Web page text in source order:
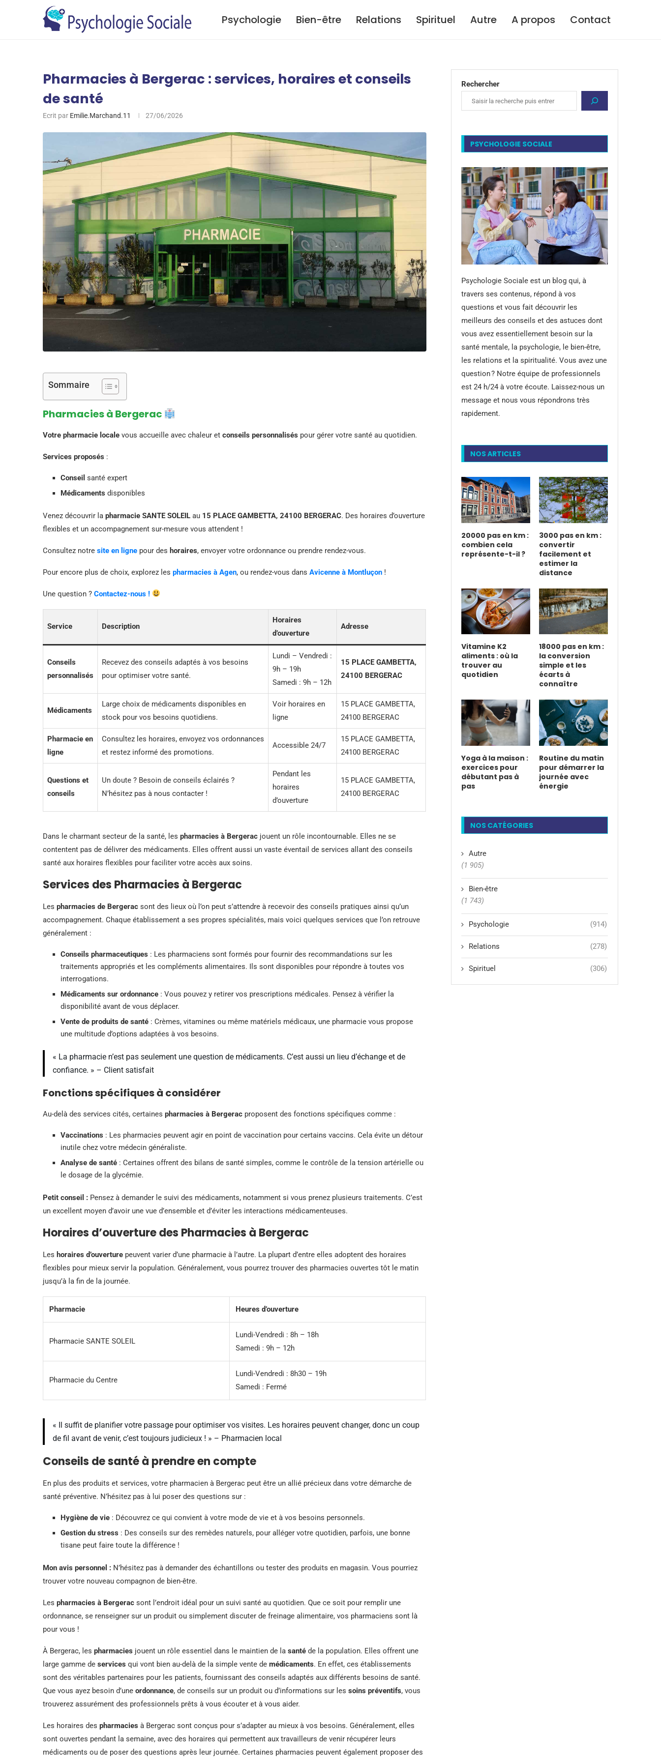
Psychologie Bien-être Relations Spirituel Autre A propos Contact
Pharmacies à Bergerac : services, horaires et conseils
de santé
Ecrit par Emilie.Marchand.11 27/06/2026
Sommaire
Pharmacies à Bergerac
Votre pharmacie locale vous accueille avec chaleur et conseils personnalisés pour gérer votre santé au quotidien.
Services proposés :
Conseil santé expert
Médicaments disponibles
Venez découvrir la pharmacie SANTE SOLEIL au 15 PLACE GAMBETTA, 24100 BERGERAC. Des horaires d’ouverture
flexibles et un accompagnement sur-mesure vous attendent !
Consultez notre site en ligne pour des horaires, envoyer votre ordonnance ou prendre rendez-vous.
Pour encore plus de choix, explorez les pharmacies à Agen, ou rendez-vous dans Avicenne à Montluçon !
Une question ? Contactez-nous !
Service Description
Horaires
d’ouverture
Adresse
Conseils
personnalisés
Recevez des conseils adaptés à vos besoins
pour optimiser votre santé.
Lundi – Vendredi :
9h – 19h
Samedi : 9h – 12h
15 PLACE GAMBETTA,
24100 BERGERAC
Médicaments
Large choix de médicaments disponibles en
stock pour vos besoins quotidiens.
Voir horaires en
ligne
15 PLACE GAMBETTA,
24100 BERGERAC
Pharmacie en
ligne
Consultez les horaires, envoyez vos ordonnances
et restez informé des promotions.
Accessible 24/7
15 PLACE GAMBETTA,
24100 BERGERAC
Questions et
conseils
Un doute ? Besoin de conseils éclairés ?
N’hésitez pas à nous contacter !
Pendant les
horaires
d’ouverture
15 PLACE GAMBETTA,
24100 BERGERAC
Dans le charmant secteur de la santé, les pharmacies à Bergerac jouent un rôle incontournable. Elles ne se
contentent pas de délivrer des médicaments. Elles offrent aussi un vaste éventail de services allant des conseils
santé aux horaires flexibles pour faciliter votre accès aux soins.
Services des Pharmacies à Bergerac
Les pharmacies de Bergerac sont des lieux où l’on peut s’attendre à recevoir des conseils pratiques ainsi qu’un
accompagnement. Chaque établissement a ses propres spécialités, mais voici quelques services que l’on retrouve
généralement :
Conseils pharmaceutiques : Les pharmaciens sont formés pour fournir des recommandations sur les
traitements appropriés et les compléments alimentaires. Ils sont disponibles pour répondre à toutes vos
interrogations.
Médicaments sur ordonnance : Vous pouvez y retirer vos prescriptions médicales. Pensez à vérifier la
disponibilité avant de vous déplacer.
Vente de produits de santé : Crèmes, vitamines ou même matériels médicaux, une pharmacie vous propose
une multitude d’options adaptées à vos besoins.
« La pharmacie n’est pas seulement une question de médicaments. C’est aussi un lieu d’échange et de
confiance. » – Client satisfait
Fonctions spécifiques à considérer
Au-delà des services cités, certaines pharmacies à Bergerac proposent des fonctions spécifiques comme :
Vaccinations : Les pharmacies peuvent agir en point de vaccination pour certains vaccins. Cela évite un détour
inutile chez votre médecin généraliste.
Analyse de santé : Certaines offrent des bilans de santé simples, comme le contrôle de la tension artérielle ou
le dosage de la glycémie.
Petit conseil : Pensez à demander le suivi des médicaments, notamment si vous prenez plusieurs traitements. C’est
un excellent moyen d’avoir une vue d’ensemble et d’éviter les interactions médicamenteuses.
Horaires d’ouverture des Pharmacies à Bergerac
Les horaires d’ouverture peuvent varier d’une pharmacie à l’autre. La plupart d’entre elles adoptent des horaires
flexibles pour mieux servir la population. Généralement, vous pourrez trouver des pharmacies ouvertes tôt le matin
jusqu’à la fin de la journée.
Pharmacie Heures d’ouverture
Pharmacie SANTE SOLEIL
Lundi-Vendredi : 8h – 18h
Samedi : 9h – 12h
Pharmacie du Centre
Lundi-Vendredi : 8h30 – 19h
Samedi : Fermé
« Il suffit de planifier votre passage pour optimiser vos visites. Les horaires peuvent changer, donc un coup
de fil avant de venir, c’est toujours judicieux ! » – Pharmacien local
Conseils de santé à prendre en compte
En plus des produits et services, votre pharmacien à Bergerac peut être un allié précieux dans votre démarche de
santé préventive. N’hésitez pas à lui poser des questions sur :
Hygiène de vie : Découvrez ce qui convient à votre mode de vie et à vos besoins personnels.
Gestion du stress : Des conseils sur des remèdes naturels, pour alléger votre quotidien, parfois, une bonne
tisane peut faire toute la différence !
Mon avis personnel : N’hésitez pas à demander des échantillons ou tester des produits en magasin. Vous pourriez
trouver votre nouveau compagnon de bien-être.
Les pharmacies à Bergerac sont l’endroit idéal pour un suivi santé au quotidien. Que ce soit pour remplir une
ordonnance, se renseigner sur un produit ou simplement discuter de freinage alimentaire, vos pharmaciens sont là
pour vous !
À Bergerac, les pharmacies jouent un rôle essentiel dans le maintien de la santé de la population. Elles offrent une
large gamme de services qui vont bien au-delà de la simple vente de médicaments. En effet, ces établissements
sont des véritables partenaires pour les patients, fournissant des conseils adaptés aux différents besoins de santé.
Que vous ayez besoin d’une ordonnance, de conseils sur un produit ou d’informations sur les soins préventifs, vous
trouverez assurément des professionnels prêts à vous écouter et à vous aider.
Les horaires des pharmacies à Bergerac sont conçus pour s’adapter au mieux à vos besoins. Généralement, elles
sont ouvertes pendant la semaine, avec des horaires qui permettent aux travailleurs de venir récupérer leurs
médicaments ou de poser des questions après leur journée. Certaines pharmacies peuvent également proposer des
Rechercher
PSYCHOLOGIE SOCIALE
Psychologie Sociale est un blog qui, à
travers ses contenus, répond à vos
questions et vous fait découvrir les
meilleurs des conseils et des astuces dont
vous avez essentiellement besoin sur la
santé mentale, la psychologie, le bien-être,
les relations et la spiritualité. Vous avez une
question ? Notre équipe de professionnels
est 24 h/24 à votre écoute. Laissez-nous un
message et nous vous répondrons très
rapidement.
NOS ARTICLES
20000 pas en km :
combien cela
représente-t-il ?
3000 pas en km :
convertir
facilement et
estimer la
distance
Vitamine K2
aliments : où la
trouver au
quotidien
18000 pas en km :
la conversion
simple et les
écarts à
connaître
Yoga à la maison :
exercices pour
débutant pas à
pas
Routine du matin
pour démarrer la
journée avec
énergie
NOS CATÉGORIES
Autre
(1 905)
Bien-être
(1 743)
Psychologie (914)
Relations (278)
Spirituel (306)